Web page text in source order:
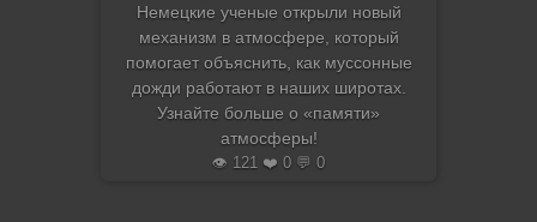
Немецкие ученые открыли новый
механизм в атмосфере, который
помогает объяснить, как муссонные
дожди работают в наших широтах.
Узнайте больше о «памяти»
атмосферы!
👁️ 121 ❤️ 0 💬 0